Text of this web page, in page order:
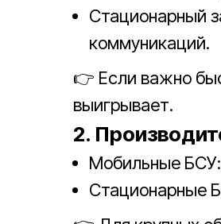
Стационарный
коммуникаций.
👉 Если важно
выигрывает.
2.
Мобильные
Стационарные